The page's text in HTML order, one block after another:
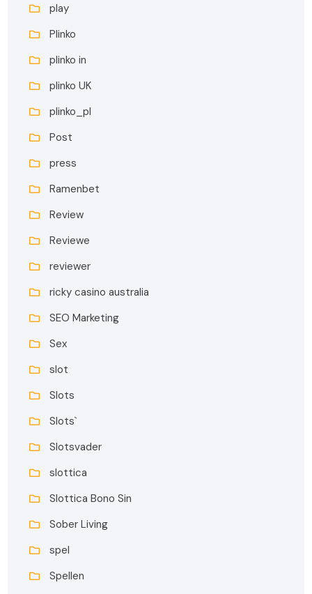
play
Plinko
plinko in
plinko UK
plinko_pl
Post
press
Ramenbet
Review
Reviewe
reviewer
ricky casino australia
SEO Marketing
Sex
slot
Slots
Slots`
Slotsvader
slottica
Slottica Bono Sin
Sober Living
spel
Spellen